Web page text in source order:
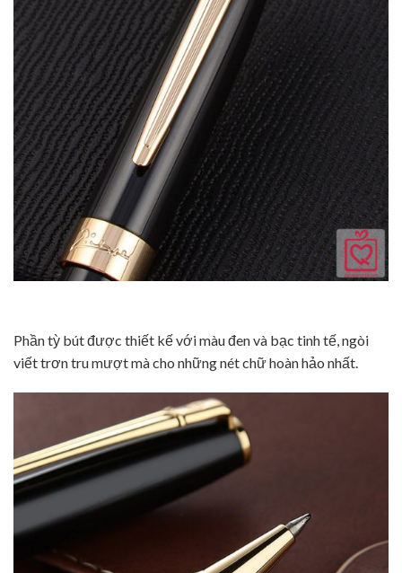
Phần tỳ bút được thiết kế với màu đen và bạc tinh tế, ngòi
viết trơn tru mượt mà cho những nét chữ hoàn hảo nhất.